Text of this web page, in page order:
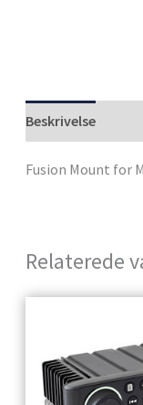
Beskrivelse
Fusion Mount for
Relaterede